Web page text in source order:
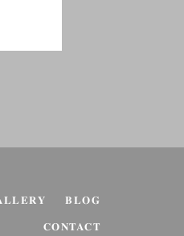
BLOG
CONTACT